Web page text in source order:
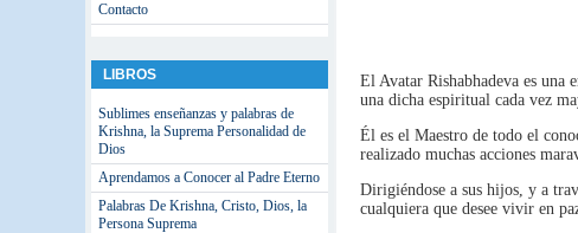
El Avatar Rishabhadeva es una
una dicha espiritual cada vez
Él es el Maestro de todo el
realizado muchas acciones
Dirigiéndose a sus hijos, y a
cualquiera que desee vivir en
Contacto
LIBROS
Sublimes enseñanzas y palabras de
Krishna, la Suprema Personalidad de
Dios
Aprendamos a Conocer al Padre Eterno
Palabras De Krishna, Cristo, Dios, la
Persona Suprema